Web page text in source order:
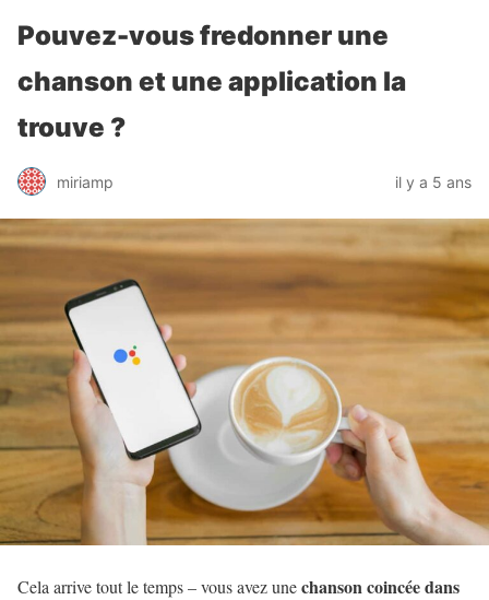
Pouvez-vous fredonner une
chanson et une application la
trouve ?
miriamp il y a 5 ans
Cela arrive tout le temps – vous avez unechanson coincée dans